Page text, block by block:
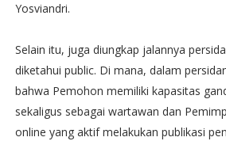
Yosviandri.
Selain itu, juga diungkap jalannya
diketahui public. Di mana, dalam
bahwa Pemohon memiliki kapasitas
sekaligus sebagai wartawan dan
online yang aktif melakukan publikasi